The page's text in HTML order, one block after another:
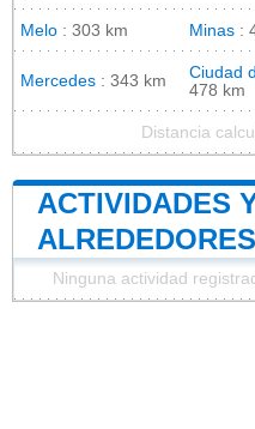
Melo : 303 km Minas :
Mercedes : 343 km Ciudad
478 km
Distancia
ACTIVIDADES
Ninguna actividad